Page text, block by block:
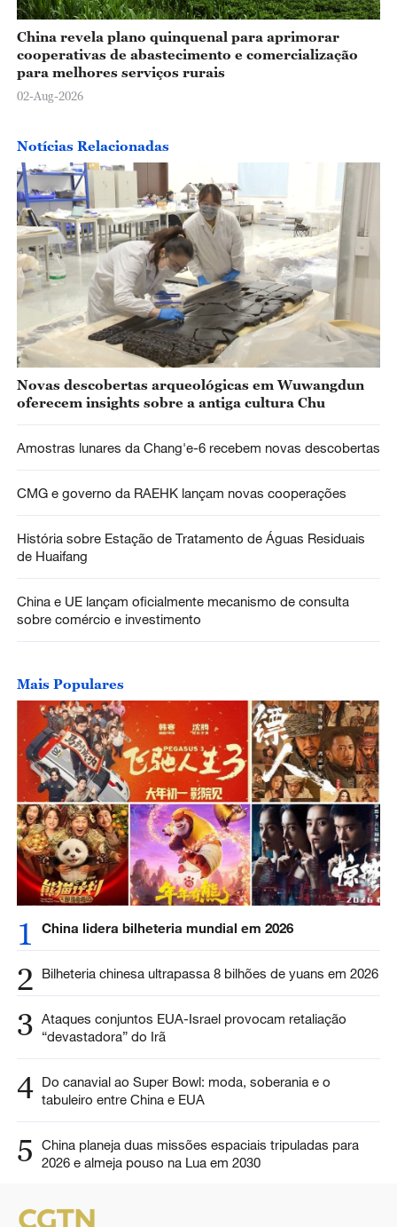
China revela plano quinquenal para aprimorar
cooperativas de abastecimento e comercialização
para melhores serviços rurais
02-Aug-2026
Notícias Relacionadas
Novas descobertas arqueológicas em Wuwangdun
oferecem insights sobre a antiga cultura Chu
Amostras lunares da Chang'e-6 recebem novas descobertas
CMG e governo da RAEHK lançam novas cooperações
História sobre Estação de Tratamento de Águas Residuais
de Huaifang
China e UE lançam oficialmente mecanismo de consulta
sobre comércio e investimento
Mais Populares
1 China lidera bilheteria mundial em 2026
2 Bilheteria chinesa ultrapassa 8 bilhões de yuans em 2026
3 Ataques conjuntos EUA-Israel provocam retaliação
“devastadora” do Irã
4 Do canavial ao Super Bowl: moda, soberania e o
tabuleiro entre China e EUA
5
China planeja duas missões espaciais tripuladas para
2026 e almeja pouso na Lua em 2030